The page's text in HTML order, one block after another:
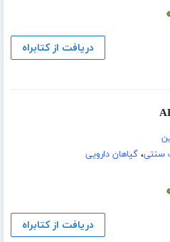
دریافت از کتابراه
سنتی،گیاهان دارویی
دریافت از کتابراه